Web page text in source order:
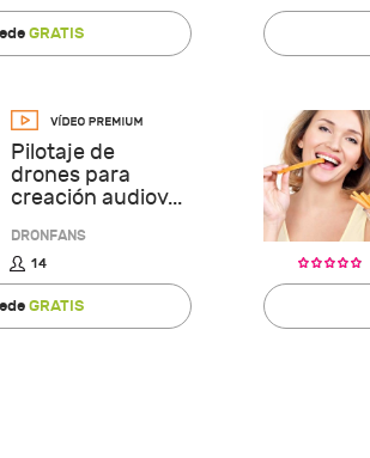
GRATIS
Pilotaje de
drones para
creación audiov...
DRONFANS
14
GRATIS